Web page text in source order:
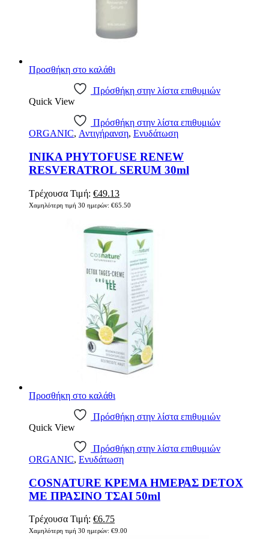
Προσθήκη στο καλάθι
Πρόσθήκη στην λίστα επιθυμιών
Quick View
Πρόσθήκη στην λίστα επιθυμιών
ORGANIC, Αντιγήρανση, Ενυδάτωση
INIKA PHYTOFUSE RENEW
RESVERATROL SERUM 30ml
Τρέχουσα Τιμή: Original
price
€65.50.
€49.13Η
τρέχουσα
είναι:
€49.13.
Χαμηλότερη τιμή 30 ημερών: €65.50
Προσθήκη στο καλάθι
Πρόσθήκη στην λίστα επιθυμιών
Quick View
Πρόσθήκη στην λίστα επιθυμιών
ORGANIC, Ενυδάτωση
COSNATURE ΚΡΕΜΑ ΗΜΕΡΑΣ DETOX
ΜΕ ΠΡΑΣΙΝΟ ΤΣΑΙ 50ml
Τρέχουσα Τιμή: Original
price
€6.75Η
τρέχουσα
Χαμηλότερη τιμή 30 ημερών: €9.00